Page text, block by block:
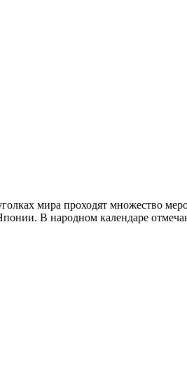
мира проходят множество
В народном календаре